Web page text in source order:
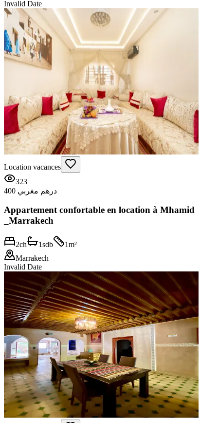
Invalid Date
Location vacances
323
400 درهم مغربي
Appartement confortable en location à Mhamid
_Marrakech
2ch 1sdb 1m²
Marrakech
Invalid Date